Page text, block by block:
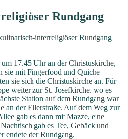
Rundgang
interreligiöser Rundgang
17.45 Uhr an der Christuskirche,
sie mit Fingerfood und Quiche
sie sich die Christuskirche an. Für
weiter zur St. Josefkirche, wo es
Station auf dem Rundgang war
an der Ellerstraße. Auf dem Weg zur
gab es dann mit Mazze, eine
gab es Tee, Gebäck und
endete der Rundgang.